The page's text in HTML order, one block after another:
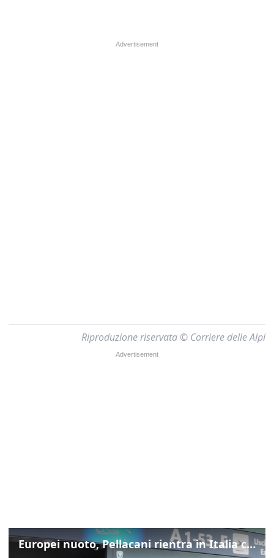
Riproduzione riservata © Corriere delle Alpi
Europei nuoto, Pellacani rientra in Italia con gli azzurri dei tuffi